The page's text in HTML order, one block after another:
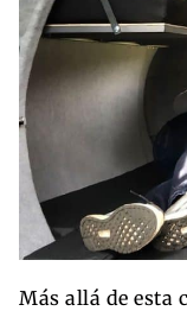
Más allá de esta